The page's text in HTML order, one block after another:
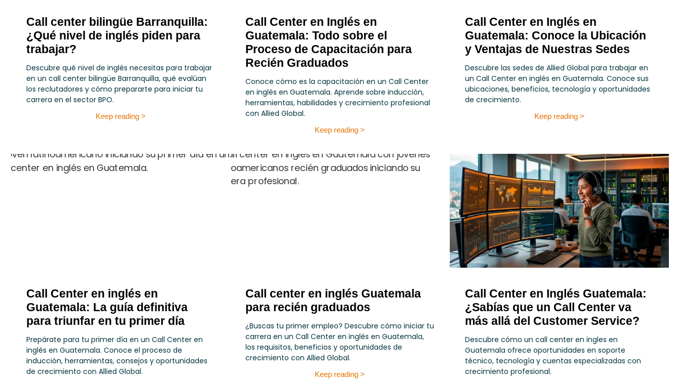
Call center bilingüe Barranquilla:
¿Qué nivel de inglés piden para
trabajar?
Descubre qué nivel de inglés necesitas para trabajar
en un call center bilingüe Barranquilla, qué evalúan
los reclutadores y cómo prepararte para iniciar tu
carrera en el sector BPO.
Keep reading >
Call Center en Inglés en
Guatemala: Todo sobre el
Proceso de Capacitación para
Recién Graduados
Conoce cómo es la capacitación en un Call Center
en inglés en Guatemala. Aprende sobre inducción,
herramientas, habilidades y crecimiento profesional
con Allied Global.
Keep reading >
Call Center en Inglés en
Guatemala: Conoce la Ubicación
y Ventajas de Nuestras Sedes
Descubre las sedes de Allied Global para trabajar en
un Call Center en inglés en Guatemala. Conoce sus
ubicaciones, beneficios, tecnología y oportunidades
de crecimiento.
Keep reading >
Call Center en inglés en
Guatemala: La guía definitiva
para triunfar en tu primer día
Prepárate para tu primer día en un Call Center en
inglés en Guatemala. Conoce el proceso de
inducción, herramientas, consejos y oportunidades
de crecimiento con Allied Global.
Call center en inglés Guatemala
para recién graduados
¿Buscas tu primer empleo? Descubre cómo iniciar tu
carrera en un Call Center en inglés en Guatemala,
los requisitos, beneficios y oportunidades de
crecimiento con Allied Global.
Keep reading >
Call Center en Inglés Guatemala:
¿Sabías que un Call Center va
más allá del Customer Service?
Descubre cómo un call center en ingles en
Guatemala ofrece oportunidades en soporte
técnico, tecnología y cuentas especializadas con
crecimiento profesional.